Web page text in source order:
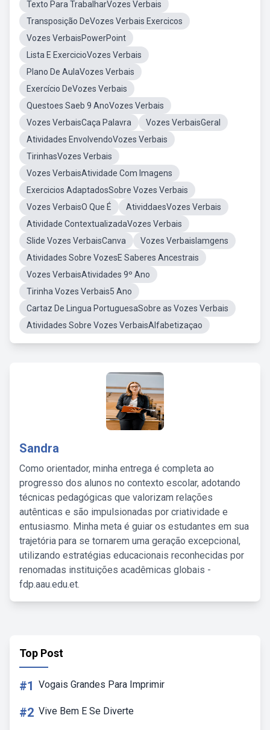
Texto Para TrabalharVozes Verbais
Transposição DeVozes Verbais Exercicos
Vozes VerbaisPowerPoint
Lista E ExercicioVozes Verbais
Plano De AulaVozes Verbais
Exercício DeVozes Verbais
Questoes Saeb 9 AnoVozes Verbais
Vozes VerbaisCaça Palavra
Vozes VerbaisGeral
Atividades EnvolvendoVozes Verbais
TirinhasVozes Verbais
Vozes VerbaisAtividade Com Imagens
Exercicios AdaptadosSobre Vozes Verbais
Vozes VerbaisO Que É
AtividdaesVozes Verbais
Atividade ContextualizadaVozes Verbais
Slide Vozes VerbaisCanva
Vozes VerbaisIamgens
Atividades Sobre VozesE Saberes Ancestrais
Vozes VerbaisAtividades 9º Ano
Tirinha Vozes Verbais5 Ano
Cartaz De Lingua PortuguesaSobre as Vozes Verbais
Atividades Sobre Vozes VerbaisAlfabetizaçao
Sandra
Como orientador, minha entrega é completa ao
progresso dos alunos no contexto escolar, adotando
técnicas pedagógicas que valorizam relações
autênticas e são impulsionadas por criatividade e
entusiasmo. Minha meta é guiar os estudantes em sua
trajetória para se tornarem uma geração excepcional,
utilizando estratégias educacionais reconhecidas por
renomadas instituições acadêmicas globais -
fdp.aau.edu.et.
Top Post
#1 Vogais Grandes Para Imprimir
#2 Vive Bem E Se Diverte